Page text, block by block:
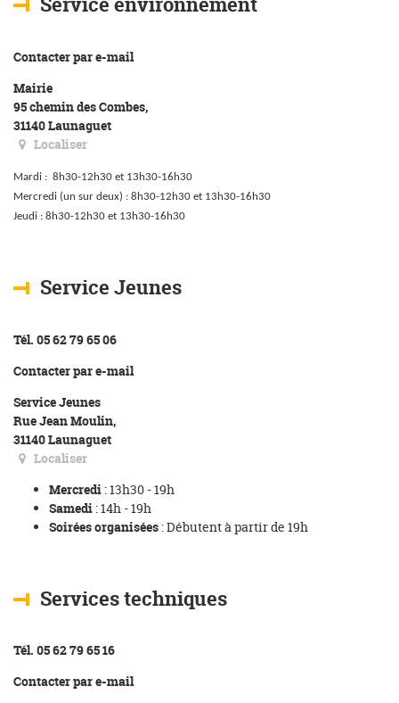
Contacter par e-mail
Mairie
95 chemin des Combes,
31140 Launaguet
Localiser
Mardi : 8h30-12h30 et 13h30-16h30
Mercredi (un sur deux) : 8h30-12h30 et 13h30-16h30
Jeudi : 8h30-12h30 et 13h30-16h30
Service Jeunes
Tél. 05 62 79 65 06
Contacter par e-mail
Service Jeunes
Rue Jean Moulin,
31140 Launaguet
Localiser
Mercredi : 13h30 - 19h
Samedi : 14h - 19h
Soirées organisées : Débutent à partir de 19h
Services techniques
Tél. 05 62 79 65 16
Contacter par e-mail